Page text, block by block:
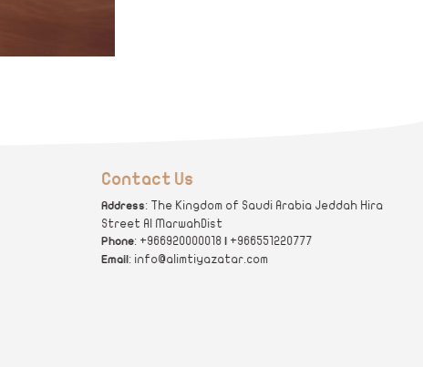
Contact Us
Address: The Kingdom of Saudi Arabia Jeddah Hira
Street Al MarwahDist
Phone: +966920000018 +966551220777
Email : info@alimtiyazatar.com